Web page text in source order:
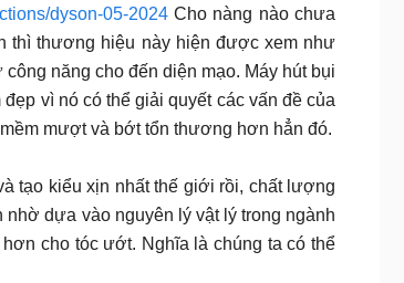
dyson-05-2024Cho nàng nào chưa
thì thương hiệu này hiện được xem như
năng cho đến diện mạo. Máy hút bụi
vì nó có thể giải quyết các vấn đề của
mượt và bớt tổn thương hơn hẳn đó.
tạo kiểu xịn nhất thế giới rồi, chất lượng
dựa vào nguyên lý vật lý trong ngành
cho tóc ướt. Nghĩa là chúng ta có thể